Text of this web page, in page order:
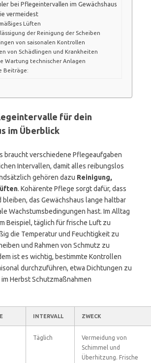
bei Pflegeintervallen im Gewächshaus
vermeidest
Lüften
der Reinigung der Scheiben
von saisonalen Kontrollen
von Schädlingen und Krankheiten
Wartung technischer Anlagen
Beiträge:
für dein
im Überblick
braucht verschiedene Pflegeaufgaben
Intervallen, damit alles reibungslos
gehören dazu Reinigung,
. Kohärente Pflege sorgt dafür, dass
das Gewächshaus lange haltbar
Wachstumsbedingungen hast. Im Alltag
Beispiel, täglich für frische Luft zu
die Temperatur und Feuchtigkeit zu
und Rahmen von Schmutz zu
ist es wichtig, bestimmte Kontrollen
durchzuführen, etwa Dichtungen zu
Herbst Schutzmaßnahmen
INTERVALL ZWECK
Täglich
Vermeidung von
Schimmel und
Überhitzung. Frische